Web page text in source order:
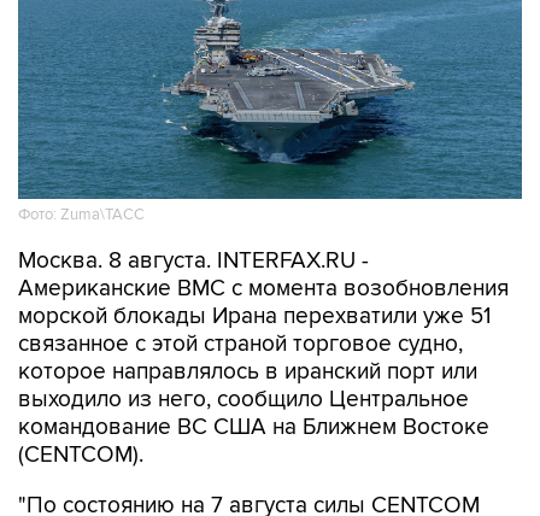
Фото: Zuma\ТАСС
Москва. 8 августа. INTERFAX.RU -
морской блокады Ирана перехватили уже 51
связанное с этой страной торговое судно,
которое направлялось в иранский порт или
выходило из него, сообщило Центральное
командование ВС США на Ближнем Востоке
(CENTCOM).
"По состоянию на 7 августа силы CENTCOM